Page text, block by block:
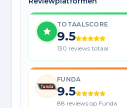
TOTAALSCORE
9.5
130 reviews totaal
FUNDA
9.5
88 reviews op Funda